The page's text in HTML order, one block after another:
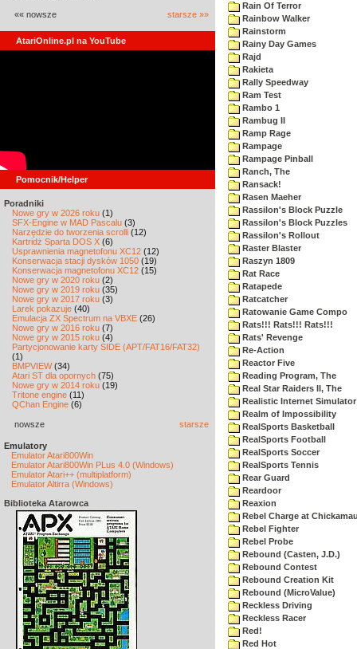
«« nowsze starsze »»
AtariOnline.pl na YouTube
Pomocnik/Helper
Poradniki
Nowe gry w 2026 roku (1)
SFX-Engine w MAD Pascalu (3)
Narzędzie do tworzenia scrolli (12)
Kartridż Sparta DOS X (6)
Usprawnienia magnetofonu XC12 (12)
Konserwacja stacji dysków 1050 (19)
Konserwacja magnetofonu XC12 (15)
Nowe gry w 2020 roku (2)
Nowe gry w 2019 roku (35)
Nowe gry w 2017 roku (3)
Larek pokazuje (40)
Emulacja ZX Spectrum na VBXE (26)
Nowe gry w 2016 roku (7)
Nowe gry w 2015 roku (4)
Partycjonowanie karty SIDE (APT/FAT16/FAT32)
(1)
BMPVIEW(34)
Atari ST dla opornych (75)
Nowe gry w 2014 roku (19)
Tritone engine (11)
QChan Engine (6)
nowsze starsze
Emulatory
Emulator Atari800Win
Emulator Atari800Win PLus 4.0 (Windows)
Emulator Atari++ (multiplatform)
Emulator Altirra (Windows)
Biblioteka Atarowca
Rain Of Terror
Rainbow Walker
Rainstorm
Rainy Day Games
Rajd
Rakieta
Rally Speedway
Ram Test
Rambo 1
Rambug II
Ramp Rage
Rampage
Rampage Pinball
Ranch, The
Ransack!
Rasen Maeher
Rassilon's Block Puzzle
Rassilon's Block Puzzles
Rassilon's Rollout
Raster Blaster
Raszyn 1809
Rat Race
Ratapede
Ratcatcher
Ratowanie Game Compo
Rats!!! Rats!!! Rats!!!
Rats' Revenge
Re-Action
Reactor Five
Reading Program, The
Real Star Raiders II, The
Realistic Internet Simulator
Realm of Impossibility
RealSports Basketball
RealSports Football
RealSports Soccer
RealSports Tennis
Rear Guard
Reardoor
Reaxion
Rebel Charge at
Rebel Fighter
Rebel Probe
Rebound (Casten, J.D.)
Rebound Contest
Rebound Creation Kit
Rebound (MicroValue)
Reckless Driving
Reckless Racer
Red!
Red Hot